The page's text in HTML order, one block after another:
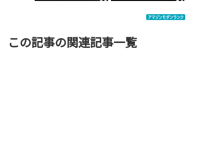
この記事の関連記事一覧